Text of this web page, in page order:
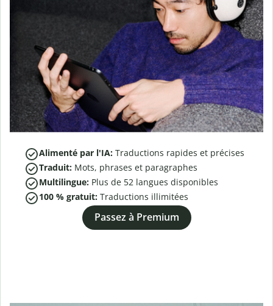
Alimenté par l'IA: Traductions rapides et précises
Traduit: Mots, phrases et paragraphes
Multilingue: Plus de 52 langues disponibles
100 % gratuit: Traductions illimitées
Passez à Premium